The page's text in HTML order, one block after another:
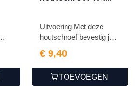
Uitvoering Met deze
houtschroef bevestig je
€ 9,40
TOEVOEGEN